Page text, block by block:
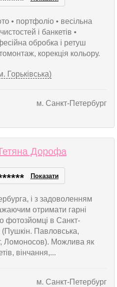
• портфоліо • весільна
і банкетів •
обробка і ретуш
корекція кольору.
Горьківська)
м. Санкт-Петербург
Дорофа
***** Показати
і з задоволенням
отримати гарні
фотозйомці в Санкт-
(Пушкін. Павловська,
Ломоносов). Можлива як
вінчання,...
м. Санкт-Петербург